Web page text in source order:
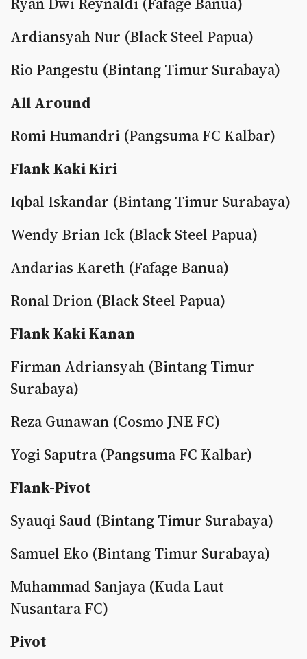
Ardiansyah Nur (Black Steel Papua)
Rio Pangestu (Bintang Timur Surabaya)
All Around
Romi Humandri (Pangsuma FC Kalbar)
Flank Kaki Kiri
Iqbal Iskandar (Bintang Timur Surabaya)
Wendy Brian Ick (Black Steel Papua)
Andarias Kareth (Fafage Banua)
Ronal Drion (Black Steel Papua)
Flank Kaki Kanan
Firman Adriansyah (Bintang Timur
Surabaya)
Reza Gunawan (Cosmo JNE FC)
Yogi Saputra (Pangsuma FC Kalbar)
Flank-Pivot
Syauqi Saud (Bintang Timur Surabaya)
Samuel Eko (Bintang Timur Surabaya)
Muhammad Sanjaya (Kuda Laut
Nusantara FC)
Pivot